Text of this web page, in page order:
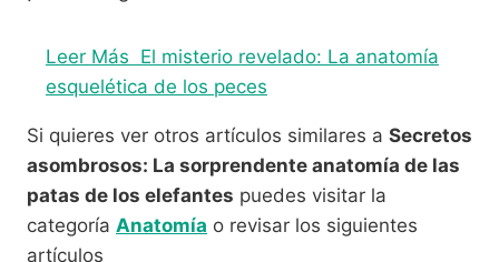
Leer Más El misterio revelado: La anatomía
esquelética de los peces
Si quieres ver otros artículos similares a Secretos
asombrosos: La sorprendente anatomía de las
patas de los elefantes puedes visitar la
categoría Anatomía o revisar los siguientes
artículos